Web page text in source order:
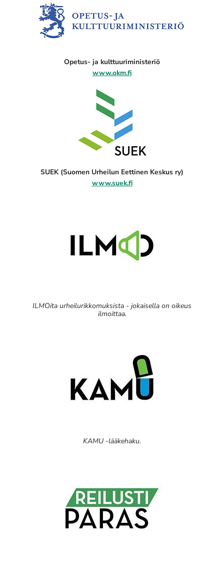
Opetus- ja kulttuuriministeriö
www.okm.fi
SUEK (Suomen Urheilun Eettinen Keskus ry)
www.suek.fi
ILMOita urheilurikkomuksista - jokaisella on oikeus
ilmoittaa.
KAMU -lääkehaku.